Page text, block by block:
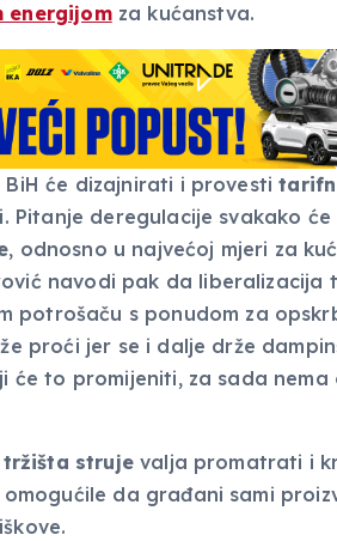
energijomza kućanstva.
će dizajnirati i provesti
Pitanje deregulacije svakako
, odnosno u najvećoj mjeri za
navodi pak da
potrošaču s ponudom za
proći jer se i dalje drže
će to promijeniti, za sada
strujevalja promatrati i
da građani sami